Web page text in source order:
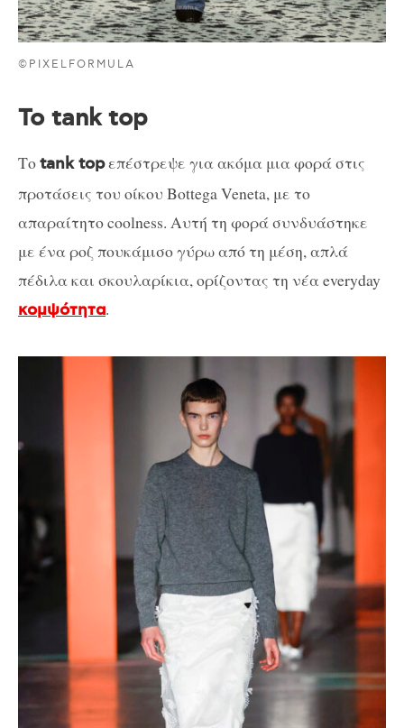
©PIXELFORMULA
Το tank top
Τοtank topεπέστρεψε για ακόμα μια φορά στις
προτάσεις του οίκου Bottega Veneta, με το
απαραίτητο coolness. Αυτή τη φορά συνδυάστηκε
με ένα ροζ πουκάμισο γύρω από τη μέση, απλά
πέδιλα και σκουλαρίκια, ορίζοντας τη νέα everyday
κομψότητα.